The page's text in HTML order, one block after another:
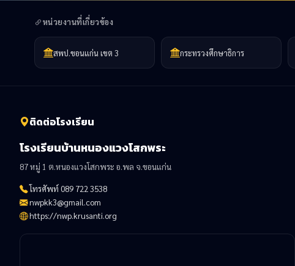
หน่วยงานที่เกี่ยวข้อง
สพป.ขอนแก่น เขต 3 กระทรวงศึกษาธิการ
ติดต่อโรงเรียน
โรงเรียนบ้านหนองแวงโสกพระ
87 หมู่ 1 ต.หนองแวงโสกพระ อ.พล จ.ขอนแก่น
โทรศัพท์ 089 722 3538
nwpkk3@gmail.com
https://nwp.krusanti.org